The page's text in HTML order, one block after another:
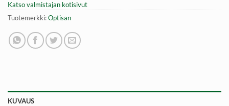
Katso valmistajan kotisivut
Tuotemerkki:Optisan
KUVAUS